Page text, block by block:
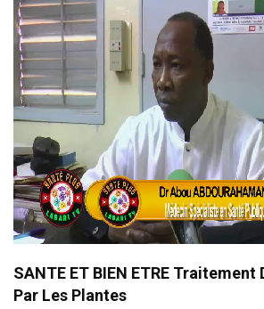
SANTE ET BIEN ETRE Traitement
Par Les Plantes